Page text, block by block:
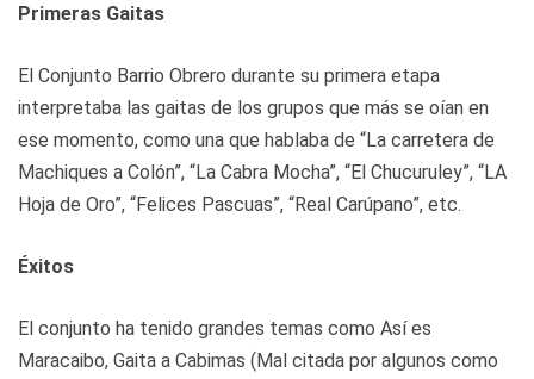
Primeras Gaitas
El Conjunto Barrio Obrero durante su primera etapa
interpretaba las gaitas de los grupos que más se oían en
ese momento, como una que hablaba de “La carretera de
Machiques a Colón”, “La Cabra Mocha”, “El Chucuruley”, “LA
Hoja de Oro”, “Felices Pascuas”, “Real Carúpano”, etc.
Éxitos
El conjunto ha tenido grandes temas como Así es
Maracaibo, Gaita a Cabimas (Mal citada por algunos como